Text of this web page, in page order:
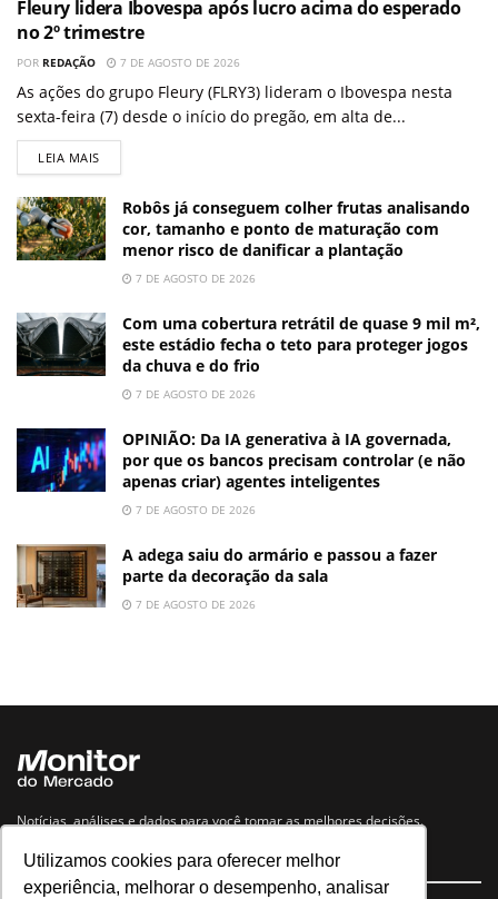
Utilizamos cookies para oferecer melhor
experiência, melhorar o desempenho, analisar
Fleury lidera Ibovespa após lucro acima do esperado
no 2º trimestre
POR REDAÇÃO 7 DE AGOSTO DE 2026
As ações do grupo Fleury (FLRY3) lideram o Ibovespa nesta
sexta-feira (7) desde o início do pregão, em alta de...
LEIA MAIS
Robôs já conseguem colher frutas analisando
cor, tamanho e ponto de maturação com
menor risco de danificar a plantação
7 DE AGOSTO DE 2026
Com uma cobertura retrátil de quase 9 mil m²,
este estádio fecha o teto para proteger jogos
da chuva e do frio
7 DE AGOSTO DE 2026
OPINIÃO: Da IA generativa à IA governada,
por que os bancos precisam controlar (e não
apenas criar) agentes inteligentes
7 DE AGOSTO DE 2026
A adega saiu do armário e passou a fazer
parte da decoração da sala
7 DE AGOSTO DE 2026
Notícias, análises e dados para você tomar as melhores decisões.
Navegue no site